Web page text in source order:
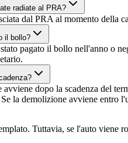
radiate al PRA?
dal PRA al momento della
il bollo?
pagato il bollo nell'anno o
dopo la scadenza del
la demolizione avviene
Tuttavia, se l'auto viene